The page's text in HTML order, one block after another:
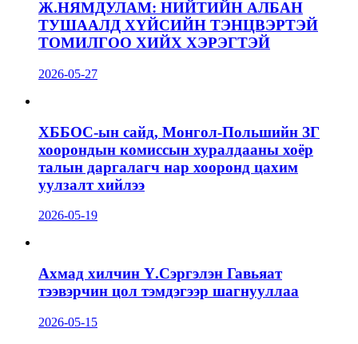
Ж.НЯМДУЛАМ: НИЙТИЙН АЛБАН
ТУШААЛД ХҮЙСИЙН ТЭНЦВЭРТЭЙ
ТОМИЛГОО ХИЙХ ХЭРЭГТЭЙ
2026-05-27
ХББОС-ын сайд, Монгол-Польшийн ЗГ
хоорондын комиссын хуралдааны хоёр
талын даргалагч нар хооронд цахим
уулзалт хийлээ
2026-05-19
Ахмад хилчин Ү.Сэргэлэн Гавьяат
тээвэрчин цол тэмдэгээр шагнууллаа
2026-05-15